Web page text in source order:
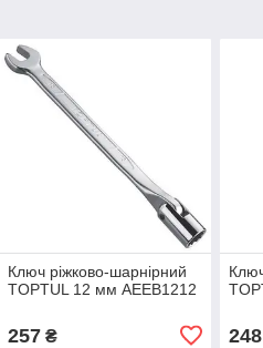
Ключ ріжково-шарнірний
TOPTUL 12 мм AEEB1212
257₴ 248